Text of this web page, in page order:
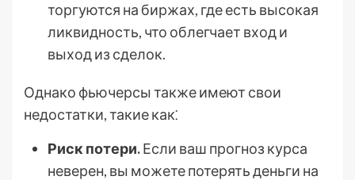
торгуются на биржах, где есть высокая
ликвидность, что облегчает вход и
выход из сделок.
Однако фьючерсы также имеют свои
недостатки, такие как⁚
Риск потери.Если ваш прогноз курса
неверен, вы можете потерять деньги на